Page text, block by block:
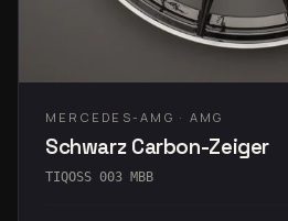
MERCEDES-AMG · AMG
Schwarz Carbon-Zeiger
TIQOSS 003 MBB